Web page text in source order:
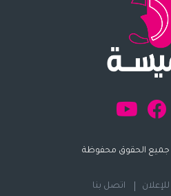
للإعلان اتصل بنا